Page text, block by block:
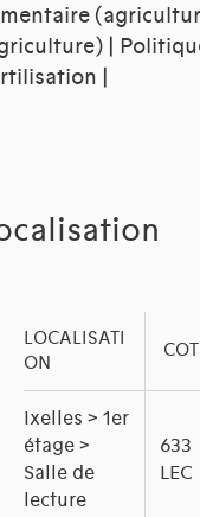
|
|
LOCALISATI
ON
Ixelles > 1er
étage >
Salle de
lecture
633
LEC